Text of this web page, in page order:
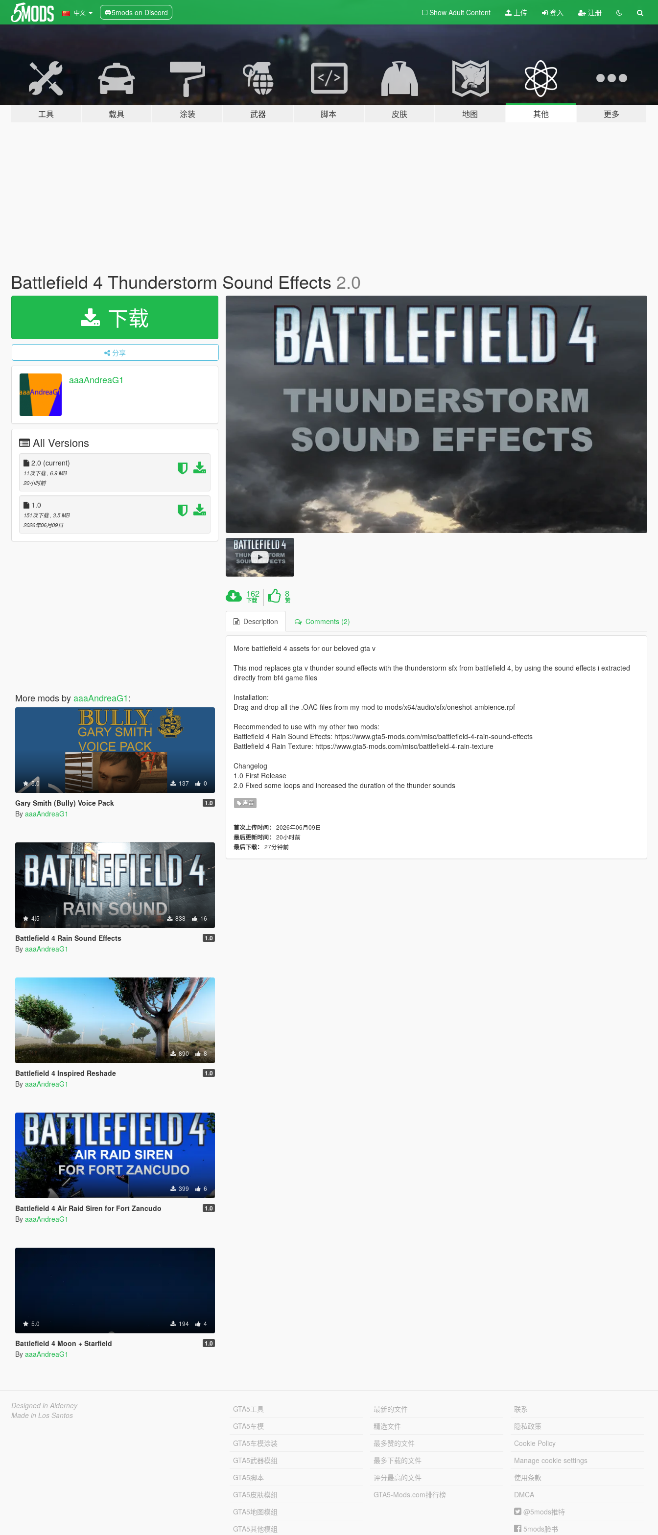
中文 5mods on Discord Show Adult Content 上传 登入 注册
工具 载具 涂装 武器 脚本 皮肤 地图 其他 更多
Battlefield 4 Thunderstorm Sound Effects 2.0
下载
分享
aaaAndreaG1
All Versions
2.0 (current)
11次下载 , 6.9 MB
20小时前
1.0
151次下载 , 3.5 MB
2026年06月09日
More mods byaaaAndreaG1:
5.0 137 0
Gary Smith (Bully) Voice Pack 1.0
By aaaAndreaG1
4.5 838 16
Battlefield 4 Rain Sound Effects 1.0
By aaaAndreaG1
890 8
Battlefield 4 Inspired Reshade 1.0
By aaaAndreaG1
399 6
Battlefield 4 Air Raid Siren for Fort Zancudo 1.0
By aaaAndreaG1
5.0 194 4
Battlefield 4 Moon + Starfield 1.0
By aaaAndreaG1
162
下载
8
赞
Description Comments (2)
More battlefield 4 assets for our beloved gta v
This mod replaces gta v thunder sound effects with the thunderstorm sfx from battlefield 4, by using the sound effects i extracted
directly from bf4 game files
Installation:
Drag and drop all the .OAC files from my mod to mods/x64/audio/sfx/oneshot-ambience.rpf
Recommended to use with my other two mods:
Battlefield 4 Rain Sound Effects: https://www.gta5-mods.com/misc/battlefield-4-rain-sound-effects
Battlefield 4 Rain Texture: https://www.gta5-mods.com/misc/battlefield-4-rain-texture
Changelog
1.0 First Release
2.0 Fixed some loops and increased the duration of the thunder sounds
声音
首次上传时间： 2026年06月09日
最后更新时间： 20小时前
最后下载： 27分钟前
Designed in Alderney
Made in Los Santos
GTA5工具
GTA5车模
GTA5车模涂装
GTA5武器模组
GTA5脚本
GTA5皮肤模组
GTA5地图模组
GTA5其他模组
最新的文件
精选文件
最多赞的文件
最多下载的文件
评分最高的文件
GTA5-Mods.com排行榜
联系
隐私政策
Cookie Policy
Manage cookie settings
使用条款
DMCA
@5mods推特
5mods脸书